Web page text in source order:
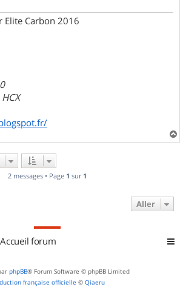
Elite Carbon 2016
a
2 messages • Page 1 sur 1
Aller
Accueil forum
phpBB® Forum Software © phpBB Limited
française officielle © Qiaeru